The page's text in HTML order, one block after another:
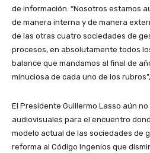
de información. “Nosotros estamos
de manera interna y de manera
de las otras cuatro sociedades de
procesos, en absolutamente todos
balance que mandamos al final de
minuciosa de cada uno de los
El Presidente Guillermo Lasso aún
audiovisuales para el encuentro
modelo actual de las sociedades de
reforma al Código Ingenios que